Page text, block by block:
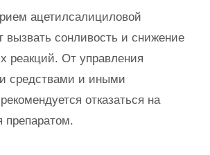
ацетилсалициловой
вызвать сонливость и снижение
реакций. От управления
средствами и иными
отказаться на
препаратом.